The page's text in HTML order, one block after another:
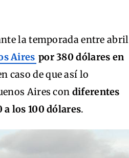
la temporada entre abril
Aires por 380 dólares en
caso de que así lo
Aires con diferentes
los 100 dólares.